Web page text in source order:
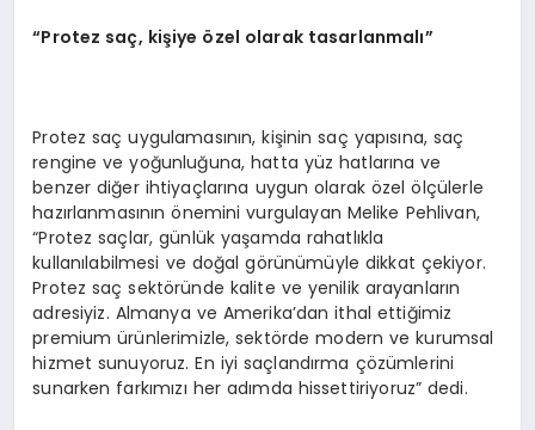
“Protez saç, kişiye özel olarak tasarlanmalı”
Protez saç uygulamasının, kişinin saç yapısına, saç
rengine ve yoğunluğuna, hatta yüz hatlarına ve
benzer diğer ihtiyaçlarına uygun olarak özel ölçülerle
hazırlanmasının önemini vurgulayan Melike Pehlivan,
“Protez saçlar, günlük yaşamda rahatlıkla
kullanılabilmesi ve doğal görünümüyle dikkat çekiyor.
Protez saç sektöründe kalite ve yenilik arayanların
adresiyiz. Almanya ve Amerika’dan ithal ettiğimiz
premium ürünlerimizle, sektörde modern ve kurumsal
hizmet sunuyoruz. En iyi saçlandırma çözümlerini
sunarken farkımızı her adımda hissettiriyoruz” dedi.